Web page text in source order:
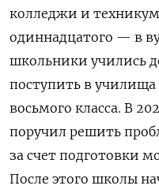
колледжи и
одиннадцатого — в
школьники учились
поступить в
восьмого класса. В
поручил решить
за счет подготовки
После этого школы